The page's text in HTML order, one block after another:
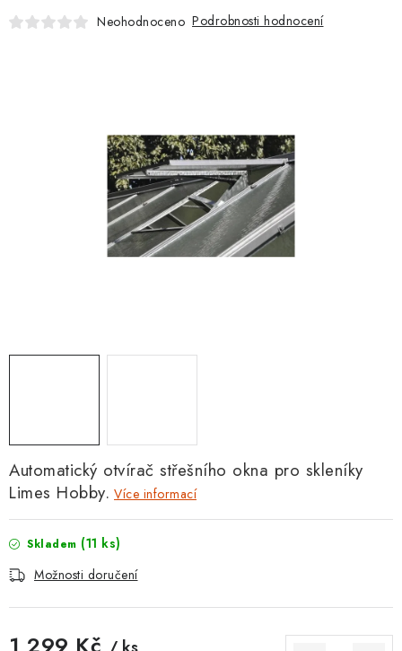
Kontakty
Automatický otvírač střešního okna pro skleníky
Limes Hobby. Více informací
Skladem (11 ks)
Možnosti doručení
1 299 Kč
Neohodnoceno Podrobnosti hodnocení